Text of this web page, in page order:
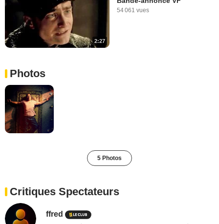
2:27
54 061 vues
Photos
5 Photos
Critiques Spectateurs
ffred